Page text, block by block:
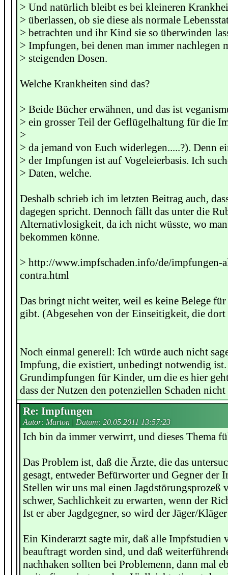
> Und natürlich bleibt es bei kleineren
> überlassen, ob sie diese als normale
> betrachten und ihr Kind sie so überwinden
> Impfungen, bei denen man immer nachlegen
> steigenden Dosen.
Welche Krankheiten sind das?
> Beide Bücher erwähnen, und das ist
> ein grosser Teil der Geflügelhaltung für die
>
> da jemand von Euch widerlegen.....?). Denn
> der Impfungen ist auf Vogeleierbasis. Ich
> Daten, welche.
Deshalb schrieb ich im letzten Beitrag auch,
dagegen spricht. Dennoch fällt das unter die
Alternativlosigkeit, da ich nicht wüsste, wo
bekommen könne.
> http://www.impfschaden.info/de/impfungen-
contra.html
Das bringt nicht weiter, weil es keine Belege
gibt. (Abgesehen von der Einseitigkeit, die
Noch einmal generell: Ich würde auch nicht
Impfung, die existiert, unbedingt notwendig
Grundimpfungen für Kinder, um die es hier
dass der Nutzen den potenziellen Schaden
Re: Impfungen
Autor: Marton | Datum: 20.05.2011 13:57:23
Ich bin da immer verwirrt, und dieses Thema
Das Problem ist, daß die Ärzte, die das
gesagt, entweder Befürworter und Gegner der
Stellen wir uns mal einen Jagdstörungsprozeß
schwer, Sachlichkeit zu erwarten, wenn der
Ist er aber Jagdgegner, so wird der Jäger/
Ein Kinderarzt sagte mir, daß alle Impfstudien
beauftragt worden sind, und daß
nachhaken sollten bei Problemenn, dann mal